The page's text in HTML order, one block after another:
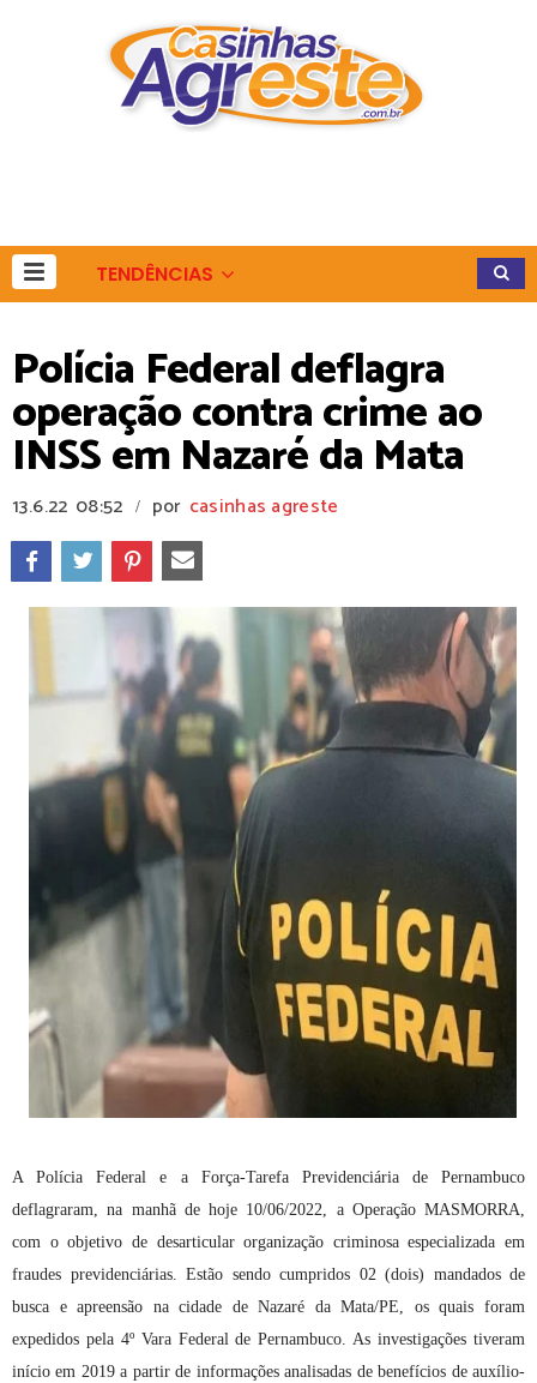
TENDÊNCIAS
Polícia Federal deflagra
operação contra crime ao
INSS em Nazaré da Mata
13.6.22 08:52 / por casinhas agreste
A Polícia Federal e a Força-Tarefa Previdenciária de Pernambuco
deflagraram, na manhã de hoje 10/06/2022, a Operação MASMORRA,
com o objetivo de desarticular organização criminosa especializada em
fraudes previdenciárias. Estão sendo cumpridos 02 (dois) mandados de
busca e apreensão na cidade de Nazaré da Mata/PE, os quais foram
expedidos pela 4º Vara Federal de Pernambuco. As investigações tiveram
início em 2019 a partir de informações analisadas de benefícios de auxílio-